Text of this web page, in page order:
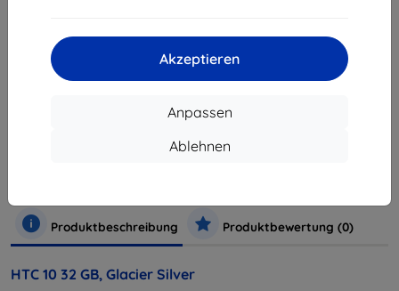
Akzeptieren
Anpassen
Ablehnen
ausverkauft
Produktbeschreibung Produktbewertung (0)
HTC 10 32 GB, Glacier Silver